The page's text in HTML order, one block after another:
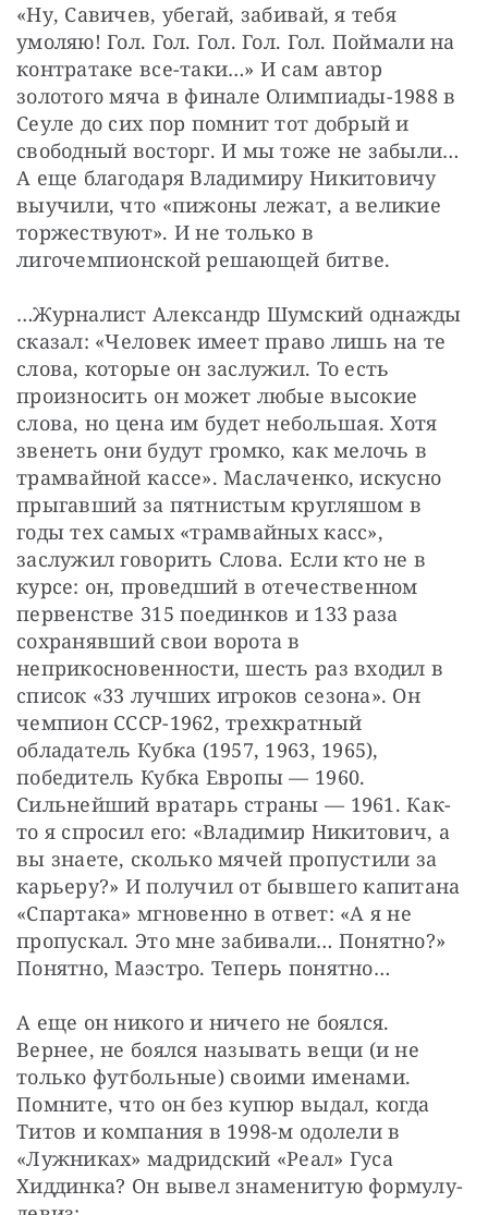
«Ну, Савичев, убегай, забивай, я тебя
умоляю! Гол. Гол. Гол. Гол. Гол. Поймали на
контратаке все-таки…» И сам автор
золотого мяча в финале Олимпиады-1988 в
Сеуле до сих пор помнит тот добрый и
свободный восторг. И мы тоже не забыли…
А еще благодаря Владимиру Никитовичу
выучили, что «пижоны лежат, а великие
торжествуют». И не только в
лигочемпионской решающей битве.
…Журналист Александр Шумский однажды
сказал: «Человек имеет право лишь на те
слова, которые он заслужил. То есть
произносить он может любые высокие
слова, но цена им будет небольшая. Хотя
звенеть они будут громко, как мелочь в
трамвайной кассе». Маслаченко, искусно
прыгавший за пятнистым кругляшом в
годы тех самых «трамвайных касс»,
заслужил говорить Слова. Если кто не в
курсе: он, проведший в отечественном
первенстве 315 поединков и 133 раза
сохранявший свои ворота в
неприкосновенности, шесть раз входил в
список «33 лучших игроков сезона». Он
чемпион СССР-1962, трехкратный
обладатель Кубка (1957, 1963, 1965),
победитель Кубка Европы — 1960.
Сильнейший вратарь страны — 1961. Как-
то я спросил его: «Владимир Никитович, а
вы знаете, сколько мячей пропустили за
карьеру?» И получил от бывшего капитана
«Спартака» мгновенно в ответ: «А я не
пропускал. Это мне забивали… Понятно?»
Понятно, Маэстро. Теперь понятно…
А еще он никого и ничего не боялся.
Вернее, не боялся называть вещи (и не
только футбольные) своими именами.
Помните, что он без купюр выдал, когда
Титов и компания в 1998-м одолели в
«Лужниках» мадридский «Реал» Гуса
Хиддинка? Он вывел знаменитую формулу-